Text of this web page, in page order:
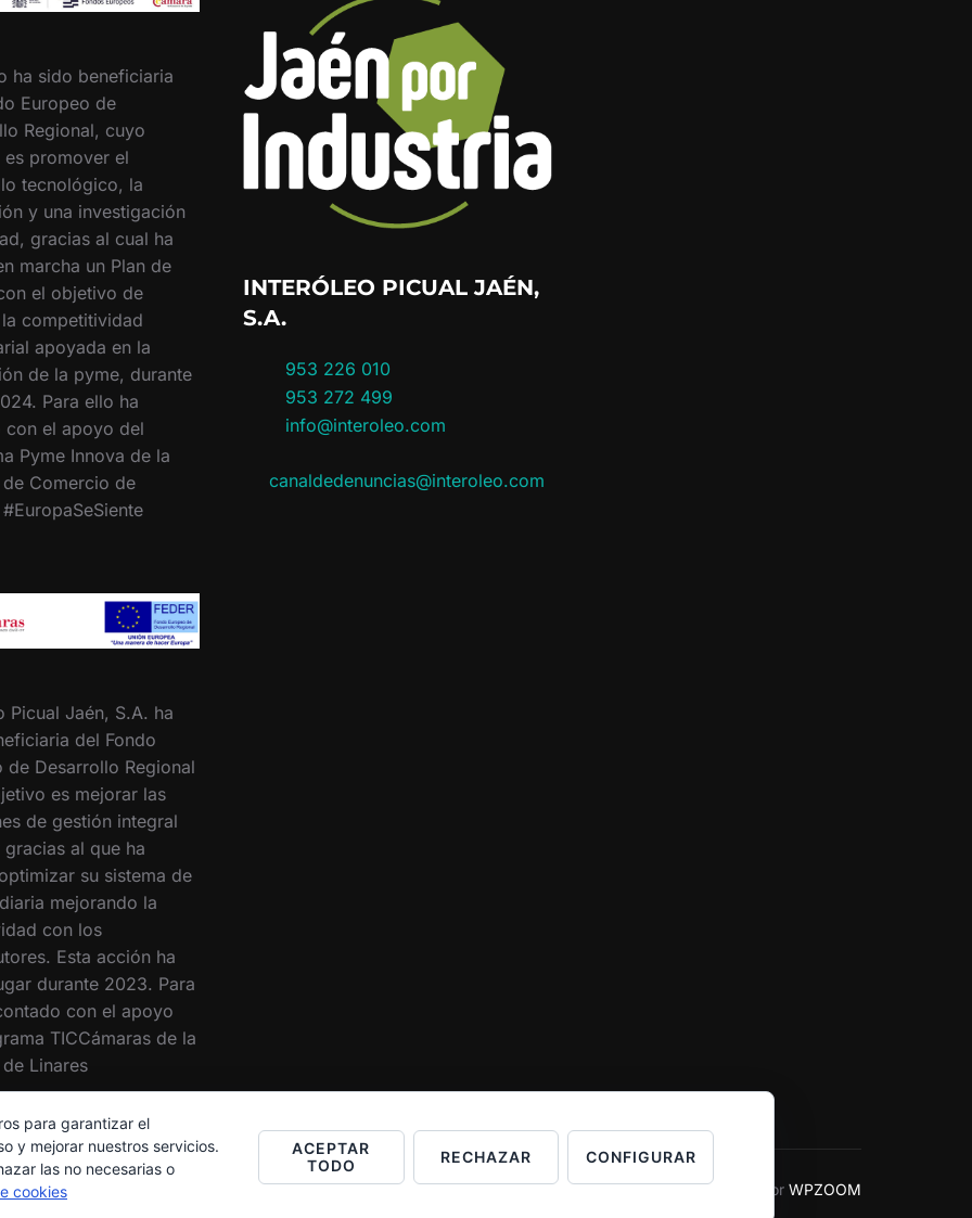
ha sido beneficiaria
Europeo de
Regional, cuyo
promover el
tecnológico, la
y una investigación
gracias al cual ha
marcha un Plan de
el objetivo de
competitividad
apoyada en la
de la pyme, durante
Para ello ha
con el apoyo del
Pyme Innova de la
de Comercio de
Picual Jaén, S.A. ha
del Fondo
de Desarrollo Regional
es mejorar las
de gestión integral
al que ha
su sistema de
mejorando la
con los
Esta acción ha
durante 2023. Para
con el apoyo
TICCámaras de la
Linares
INTERÓLEO PICUAL JAÉN,
S.A.
953 226 010
953 272 499
info@interoleo.com
canaldedenuncias@interoleo.com
Inspiro Theme por WPZOOM
para garantizar el
y mejorar nuestros servicios.
las no necesarias o
cookies
ACEPTAR
TODO
RECHAZAR CONFIGURAR